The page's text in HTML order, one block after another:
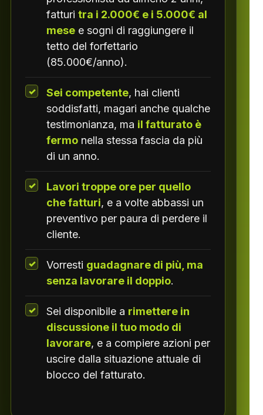
fatturi tra i 2.000€ e i 5.000€ al
mese e sogni di raggiungere il
tetto del forfettario
(85.000€/anno).
Sei competente, hai clienti
soddisfatti, magari anche qualche
testimonianza, ma il fatturato è
fermo nella stessa fascia da più
di un anno.
Lavori troppe ore per quello
che fatturi, e a volte abbassi un
preventivo per paura di perdere il
cliente.
Vorresti guadagnare di più, ma
senza lavorare il doppio.
Sei disponibile a rimettere in
discussione il tuo modo di
lavorare, e a compiere azioni per
uscire dalla situazione attuale di
blocco del fatturato.